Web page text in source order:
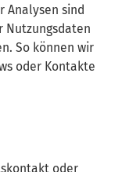
Analysen sind
Nutzungsdaten
So können wir
oder Kontakte